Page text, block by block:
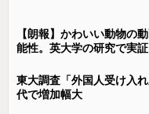
【朗報】かわいい動物の
能性。英大学の研究で実証
東大調査「外国人受け入
代で増加幅大